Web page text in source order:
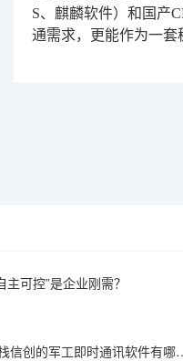
S、麒麟软件）和国产
通需求，更能作为一套
可控”是企业刚需？
支持私有化部署+